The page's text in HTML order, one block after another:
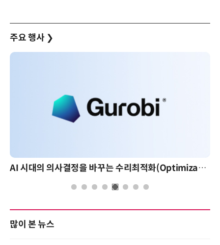
주요 행사 ❯
AI 시대의 의사결정을 바꾸는 수리최적화(Optimization): 실제 산업 적용 사례와 활용 전략
많이 본 뉴스